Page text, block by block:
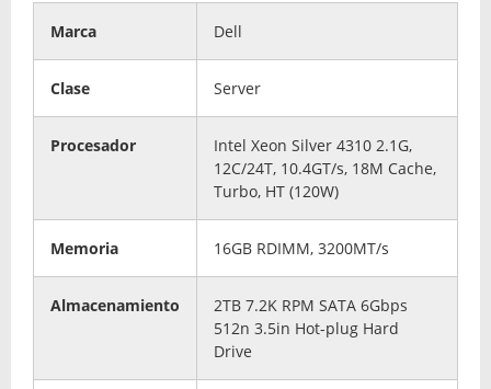
Marca Dell
Clase Server
Procesador
Intel Xeon Silver 4310 2.1G,
12C/24T, 10.4GT/s, 18M Cache,
Turbo, HT (120W)
Memoria 16GB RDIMM, 3200MT/s
Almacenamiento
2TB 7.2K RPM SATA 6Gbps
512n 3.5in Hot-plug Hard
Drive